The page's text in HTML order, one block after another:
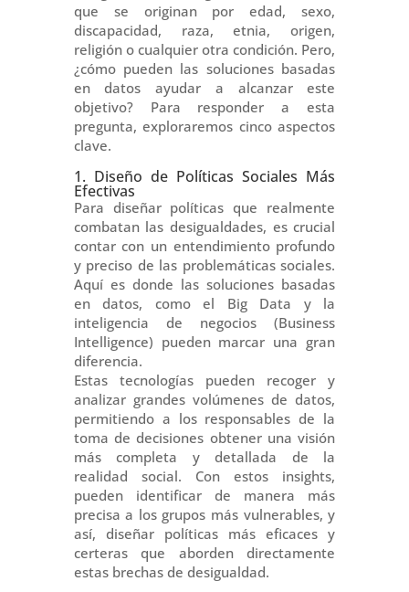
que se originan por edad, sexo,
discapacidad, raza, etnia, origen,
religión o cualquier otra condición. Pero,
¿cómo pueden las soluciones basadas
en datos ayudar a alcanzar este
objetivo? Para responder a esta
pregunta, exploraremos cinco aspectos
clave.
1. Diseño de Políticas Sociales Más
Efectivas
Para diseñar políticas que realmente
combatan las desigualdades, es crucial
contar con un entendimiento profundo
y preciso de las problemáticas sociales.
Aquí es donde las soluciones basadas
en datos, como el Big Data y la
inteligencia de negocios (Business
Intelligence) pueden marcar una gran
diferencia.
Estas tecnologías pueden recoger y
analizar grandes volúmenes de datos,
permitiendo a los responsables de la
toma de decisiones obtener una visión
más completa y detallada de la
realidad social. Con estos insights,
pueden identificar de manera más
precisa a los grupos más vulnerables, y
así, diseñar políticas más eficaces y
certeras que aborden directamente
estas brechas de desigualdad.